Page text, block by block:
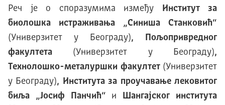
Реч је о споразумима између
Институт за
биолошка истраживања „Синиша Станковић“
(Универзитет у Београду), Пољопривредног
факултета (Универзитет у Београду),
Технолошко-металуршки факултет (Универзитет
у Београду), Института за проучавање лековитог
биља „Јосиф Панчић“ и Шангајског института